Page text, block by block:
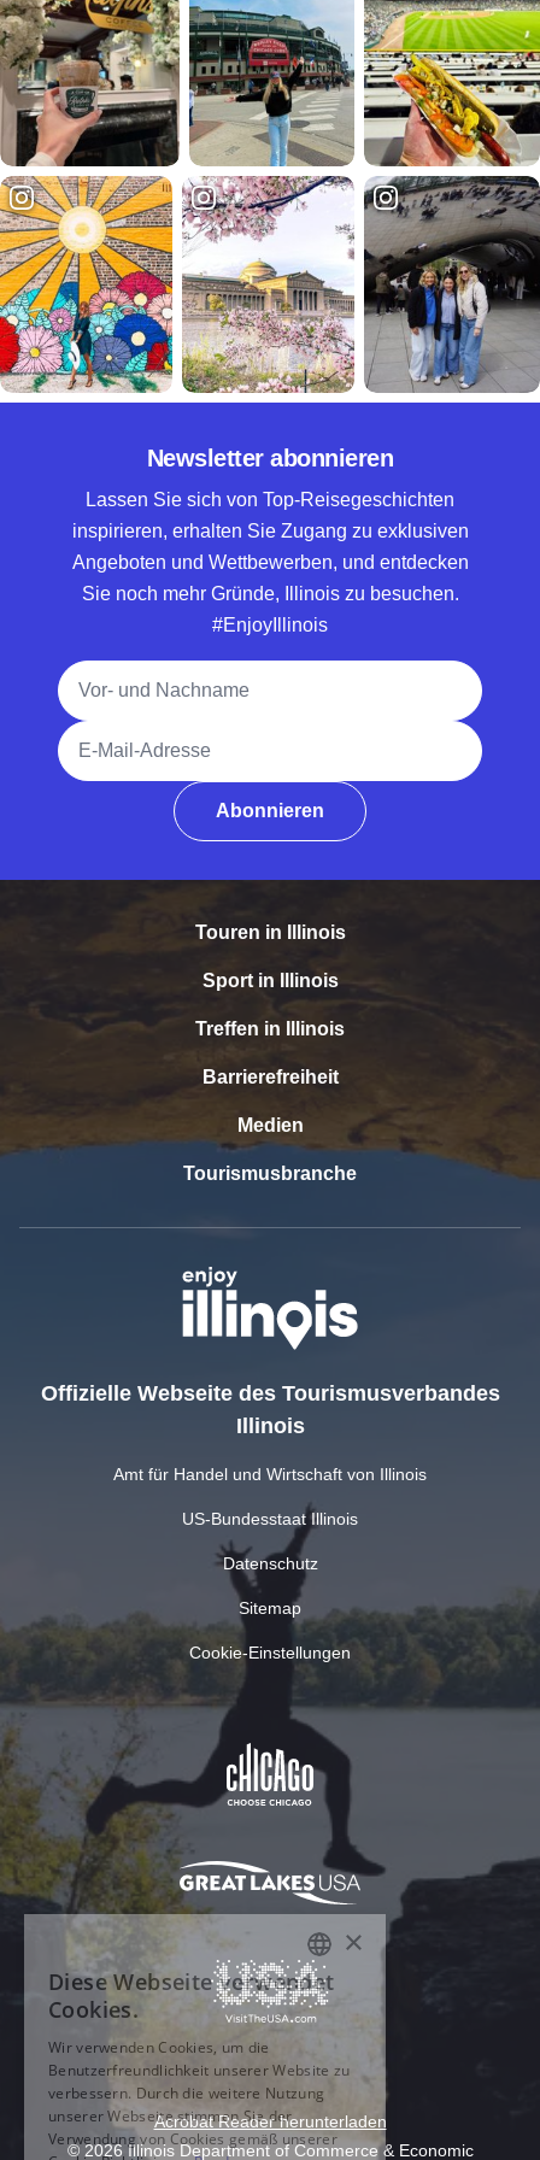
Newsletter abonnieren
Lassen Sie sich von Top-Reisegeschichten
inspirieren, erhalten Sie Zugang zu exklusiven
Angeboten und Wettbewerben, und entdecken
Sie noch mehr Gründe, Illinois zu besuchen.
#EnjoyIllinois
Vollständiger Name
E-Mail-Adresse
Abonnieren
Touren in Illinois
Sport in Illinois
Treffen in Illinois
Barrierefreiheit
Medien
Tourismusbranche
Offizielle Webseite des Tourismusverbandes
Illinois
Amt für Handel und Wirtschaft von Illinois
US-Bundesstaat Illinois
Datenschutz
Sitemap
Cookie-Einstellungen
Acrobat Reader herunterladen
© 2026 Illinois Department of Commerce & Economic